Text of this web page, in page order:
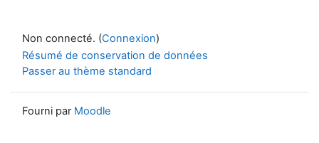
Non connecté. (Connexion)
Résumé de conservation de données
Passer au thème standard
Fourni par Moodle